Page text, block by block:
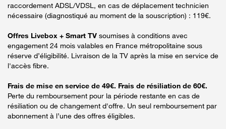
raccordement ADSL/VDSL, en cas de déplacement technicien
nécessaire (diagnostiqué au moment de la souscription) : 119€.
Offres Livebox + Smart TV soumises à conditions avec
engagement 24 mois valables en France métropolitaine sous
réserve d’éligibilité. Livraison de la TV après la mise en service de
l'accès fibre.
Frais de mise en service de 49€. Frais de résiliation de 60€.
Perte du remboursement pour la période restante en cas de
résiliation ou de changement d'offre. Un seul remboursement par
abonnement à l’une des offres éligibles.